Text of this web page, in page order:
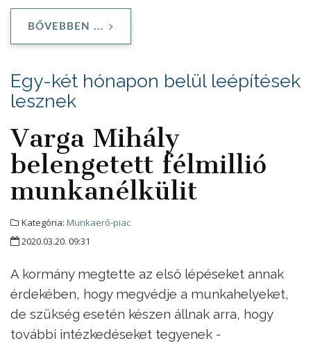
BŐVEBBEN ...
Egy-két hónapon belül leépítések
lesznek
Varga Mihály
belengetett félmillió
munkanélkülit
Kategória: Munkaerő-piac
2020.03.20. 09:31
A kormány megtette az első lépéseket annak
érdekében, hogy megvédje a munkahelyeket,
de szükség esetén készen állnak arra, hogy
további intézkedéseket tegyenek -